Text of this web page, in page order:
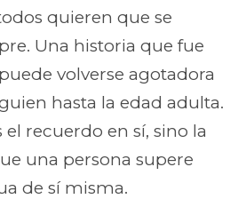
quieren que se
Una historia que fue
volverse agotadora
hasta la edad adulta.
recuerdo en sí, sino la
una persona supere
de sí misma.